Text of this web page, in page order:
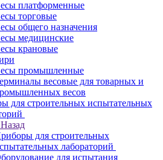
платформенные
торговые
общего назначения
медицинские
крановые
промышленные
весовые для товарных и
весов
для строительных испытательных
Назад
для строительных
лабораторий
для испытания